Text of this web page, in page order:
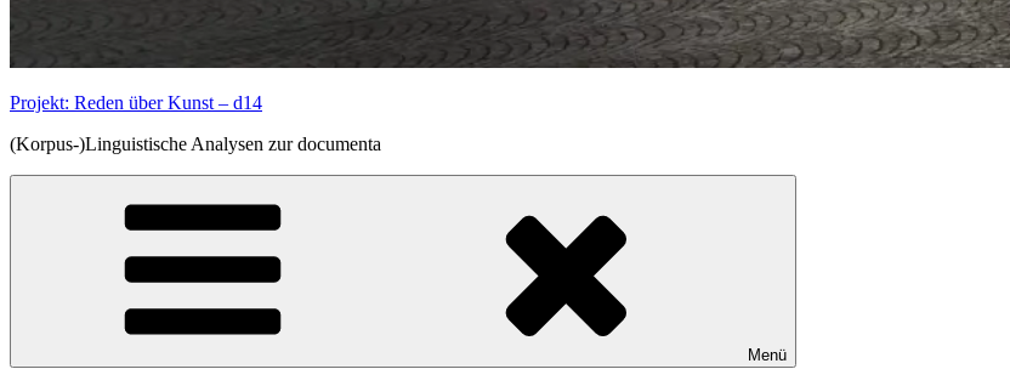
Projekt: Reden über Kunst – d14
(Korpus-)Linguistische Analysen zur documenta
Menü